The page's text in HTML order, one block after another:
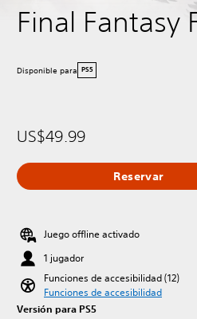
Final Fantasy
Disponible para PS5
US$49.99
Reservar
Juego offline activado
1 jugador
Funciones de accesibilidad (12)
Funciones de accesibilidad
Versión para PS5